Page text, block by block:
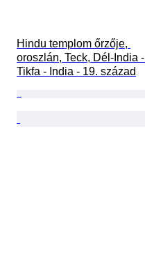
Hindu templom őrzője,
oroszlán, Teck, Dél-India -
Tikfa - India - 19. század